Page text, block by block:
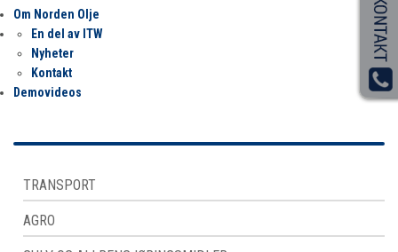
Om Norden Olje
En del av ITW
Nyheter
Kontakt
Demovideos
TRANSPORT
AGRO